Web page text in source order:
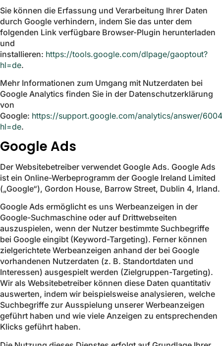
Sie können die Erfassung und Verarbeitung Ihrer Daten
durch Google verhindern, indem Sie das unter dem
folgenden Link verfügbare Browser-Plugin herunterladen
und
installieren: https://tools.google.com/dlpage/gaoptout?
hl=de.
Mehr Informationen zum Umgang mit Nutzerdaten bei
Google Analytics finden Sie in der Datenschutzerklärung
von
Google: https://support.google.com/analytics/answer/
hl=de.
Google Ads
Der Websitebetreiber verwendet Google Ads. Google Ads
ist ein Online-Werbeprogramm der Google Ireland Limited
(„Google“), Gordon House, Barrow Street, Dublin 4, Irland.
Google Ads ermöglicht es uns Werbeanzeigen in der
Google-Suchmaschine oder auf Drittwebseiten
auszuspielen, wenn der Nutzer bestimmte Suchbegriffe
bei Google eingibt (Keyword-Targeting). Ferner können
zielgerichtete Werbeanzeigen anhand der bei Google
vorhandenen Nutzerdaten (z. B. Standortdaten und
Interessen) ausgespielt werden (Zielgruppen-Targeting).
Wir als Websitebetreiber können diese Daten quantitativ
auswerten, indem wir beispielsweise analysieren, welche
Suchbegriffe zur Ausspielung unserer Werbeanzeigen
geführt haben und wie viele Anzeigen zu entsprechenden
Klicks geführt haben.